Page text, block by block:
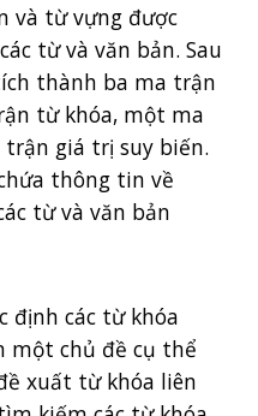
và từ vựng được
từ và văn bản. Sau
thành ba ma trận
từ khóa, một ma
giá trị suy biến.
thông tin về
từ và văn bản
định các từ khóa
một chủ đề cụ thể
xuất từ khóa liên